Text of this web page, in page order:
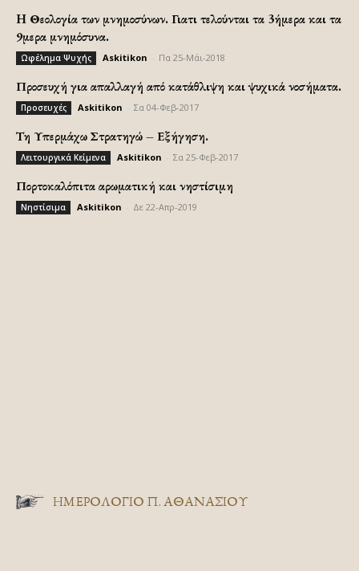
H Θεολογία των μνημοσύνων. Γιατι τελούνται τα 3ήμερα και τα
9μερα μνημόσυνα.
Ωφέλημα Ψυχής Askitikon Πα 25-Μάι-2018
Προσευχή για απαλλαγή από κατάθλιψη και ψυχικά νοσήματα.
Προσευχές Askitikon Σα 04-Φεβ-2017
Τη Υπερμάχω Στρατηγώ – Εξήγηση.
Λειτουργικά Κείμενα Askitikon Σα 25-Φεβ-2017
Πορτοκαλόπιτα αρωματική και νηστίσιμη
Νηστίσιμα Askitikon Δε 22-Απρ-2019
ΗΜΕΡΟΛΟΓΙΟ Π. ΑΘΑΝΑΣΙΟΥ